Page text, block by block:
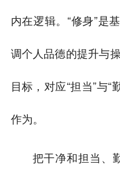
内在逻辑。“修身”是
调个人品德的提升与
目标，对应“担当”与
作为。
把干净和担当、